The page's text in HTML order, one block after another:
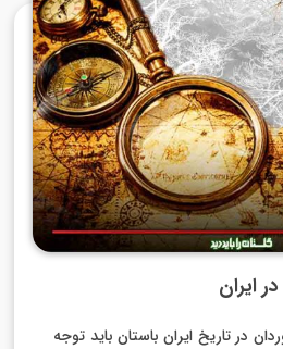
ایران باستان باید توجه